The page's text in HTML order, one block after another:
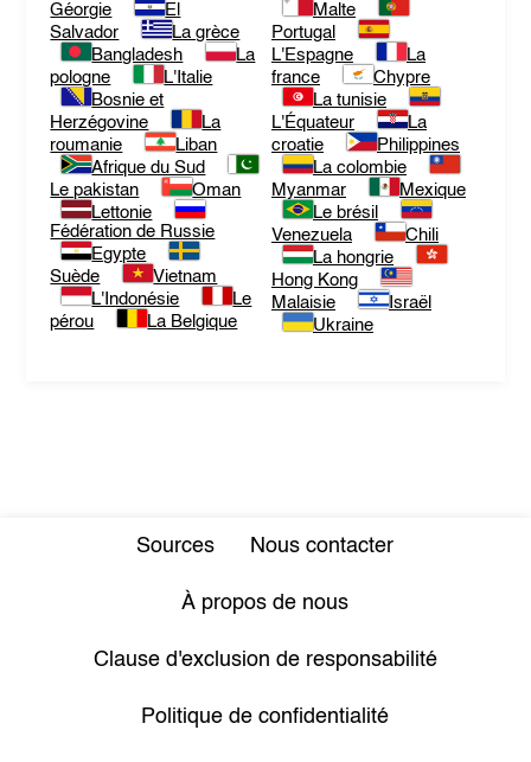
Géorgie
El
Salvador
La grèce
Bangladesh
La
pologne
L'Italie
Bosnie et
Herzégovine
La
roumanie
Liban
Afrique du Sud
Le pakistan
Oman
Lettonie
Fédération de Russie
Egypte
Suède
Vietnam
L'Indonésie
Le
pérou
La Belgique
Malte
Portugal
L'Espagne
La
france
Chypre
La tunisie
L'Équateur
La
croatie
Philippines
La colombie
Myanmar
Mexique
Le brésil
Venezuela
Chili
La hongrie
Hong Kong
Malaisie
Israël
Ukraine
Sources Nous contacter
À propos de nous
Clause d'exclusion de responsabilité
Politique de confidentialité